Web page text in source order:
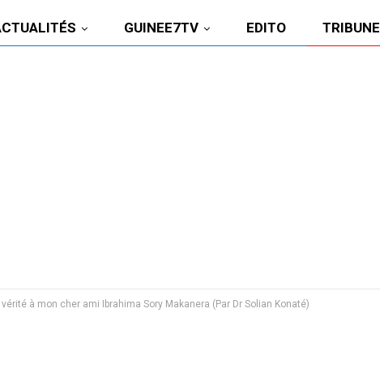
GUINEE7TV EDITO TRIBUNE
vérité à mon cher ami Ibrahima Sory Makanera (Par Dr Solian Konaté)